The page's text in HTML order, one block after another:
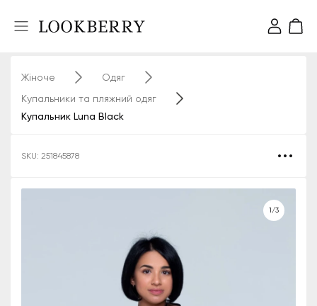
Жіноче
Одяг
Купальники та пляжний одяг
Купальник Luna Black
SKU: 251845878
1/3